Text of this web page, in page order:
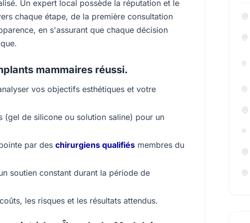
Un expert local possède la réputation et le
chaque étape, de la première consultation
en s'assurant que chaque décision
mammaires réussi.
vos objectifs esthétiques et votre
de silicone ou solution saline) pour un
par des chirurgiens qualifiés membres du
soutien constant durant la période de
les risques et les résultats attendus.